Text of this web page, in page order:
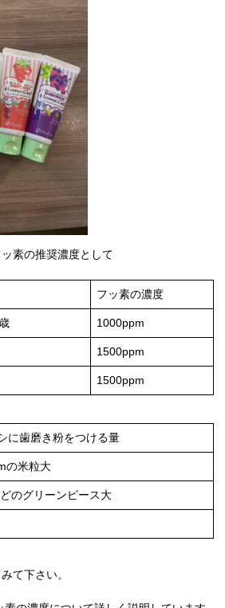
素の推奨濃度として
フッ素の濃度
1000ppm
1500ppm
1500ppm
に歯磨き粉をつける量
の米粒大
のグリーンピース大
て下さい。